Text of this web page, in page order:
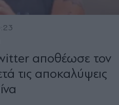
αποθέωσε τον
τις αποκαλύψεις